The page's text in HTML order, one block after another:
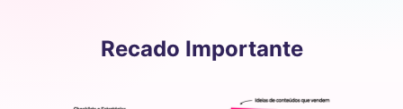
Recado Importante